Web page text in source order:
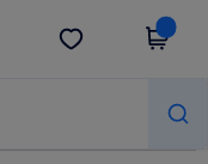
Stáhnout app